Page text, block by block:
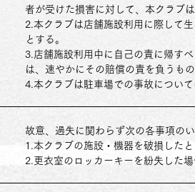
者が受けた損害に対して、本クラブ
2.本クラブは店舗施設利用に際して
とする。
3.店舗施設利用中に自己の責に帰す
は、速やかにその賠償の責を負うもの
4.本クラブは駐車場での事故につい
故意、過失に関わらず次の各事項の
1.本クラブの施設・機器を破損したと
2.更衣室のロッカーキーを紛失した